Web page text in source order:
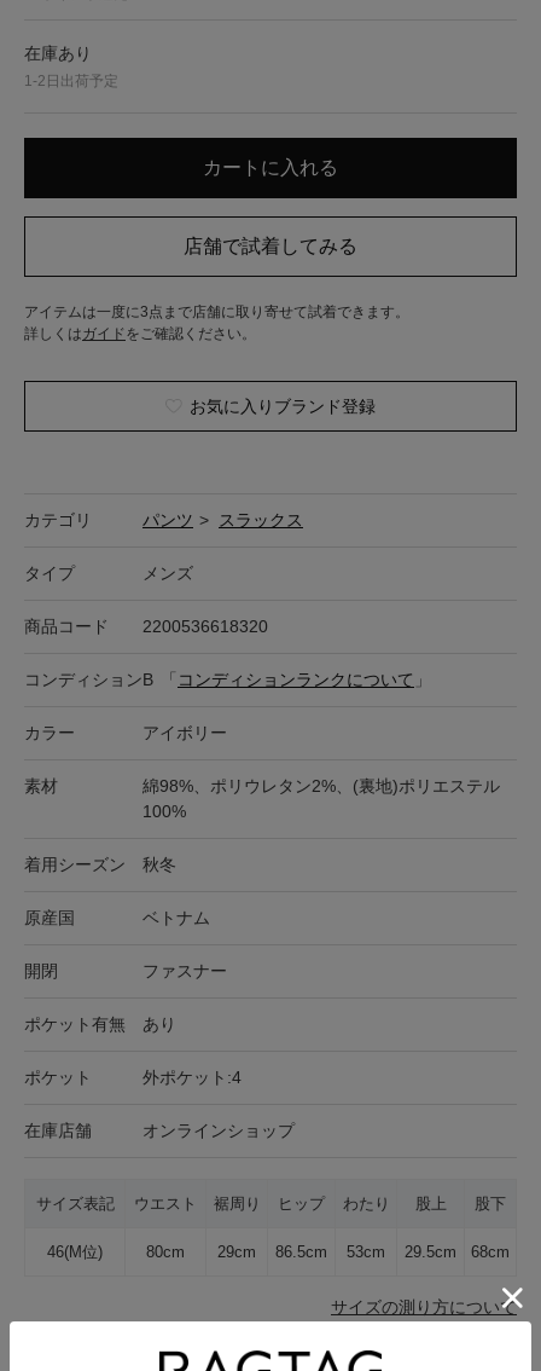
在庫あり
1-2日出荷予定
アイテムは一度に3点まで店舗に取り寄せて試着できます。
詳しくはガイド をご確認ください。
お気に入りブランド登録
カテゴリ パンツ > スラックス
タイプ メンズ
商品コード 2200536618320
コンディションB 「 コンディションランクについて 」
カラー アイボリー
素材
綿98%、ポリウレタン2%、(裏地)ポリエステル
100%
着用シーズン 秋冬
原産国 ベトナム
開閉 ファスナー
ポケット有無 あり
ポケット 外ポケット:4
在庫店舗 オンラインショップ
サイズ表記 ウエスト 裾周り ヒップ わたり 股上 股下
46(M位) 80cm 29cm 86.5cm 53cm 29.5cm 68cm
サイズの測り方について